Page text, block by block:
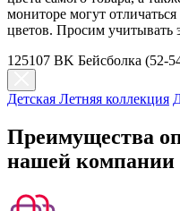
мониторе могут
цветов. Просим учитывать
125107 BK Бейсболка (52-
Детская Летняя коллекция
Преимущества
нашей компании